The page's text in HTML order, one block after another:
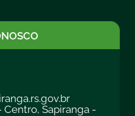
Centro, Sapiranga -